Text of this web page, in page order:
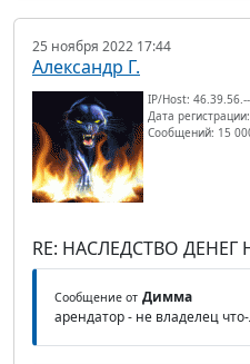
25 ноября 2022 17:44
Александр Г.
IP/Host:
Дата
Сообщений: 15
RE: НАСЛЕДСТВО ДЕНЕГ
Сообщение от Димма
арендатор - не владелец